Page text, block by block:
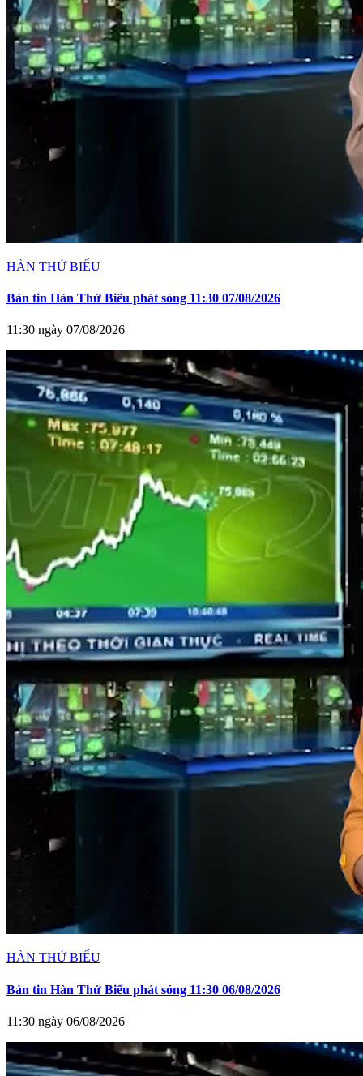
HÀN THỬ BIỂU
Bản tin Hàn Thử Biểu phát sóng 11:30 07/08/2026
11:30 ngày 07/08/2026
HÀN THỬ BIỂU
Bản tin Hàn Thử Biểu phát sóng 11:30 06/08/2026
11:30 ngày 06/08/2026